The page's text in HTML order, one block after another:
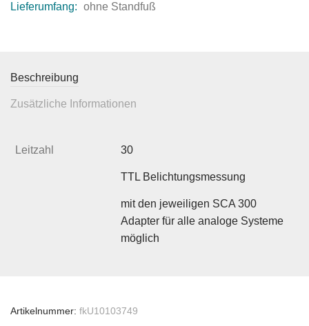
Lieferumfang: ohne Standfuß
Beschreibung
Zusätzliche Informationen
Leitzahl 30
TTL Belichtungsmessung
mit den jeweiligen SCA 300
Adapter für alle analoge Systeme
möglich
Artikelnummer: fkU10103749